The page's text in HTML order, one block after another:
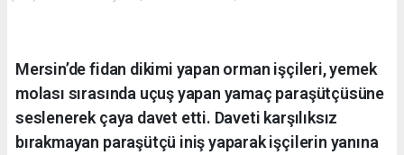
Mersin’de fidan dikimi yapan orman işçileri, yemek
molası sırasında uçuş yapan yamaç paraşütçüsüne
seslenerek çaya davet etti. Daveti karşılıksız
bırakmayan paraşütçü iniş yaparak işçilerin yanına